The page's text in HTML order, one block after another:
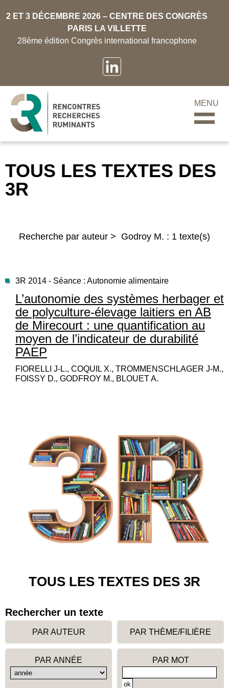
2 ET 3 DÉCEMBRE 2026 – CENTRE DES CONGRÈS
PARIS LA VILLETTE
28ème édition Congrès international francophone
MENU
TOUS LES TEXTES DES
3R
Recherche par auteur > Godroy M. : 1 texte(s)
3R 2014 - Séance : Autonomie alimentaire
L’autonomie des systèmes herbager et
de polyculture-élevage laitiers en AB
de Mirecourt : une quantification au
moyen de l’indicateur de durabilité
PAEP
FIORELLI J-L., COQUIL X., TROMMENSCHLAGER J-M.,
FOISSY D., GODFROY M., BLOUET A.
TOUS LES TEXTES DES 3R
Rechercher un texte
PAR AUTEUR PAR THÈME/FILIÈRE
PAR ANNÉE PAR MOT